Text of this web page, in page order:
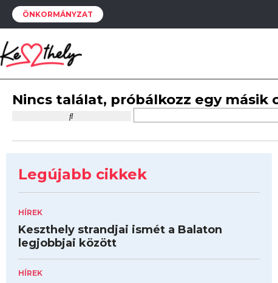
ÖNKORMÁNYZAT
Nincs találat, próbálkozz egy másik
Legújabb cikkek
HÍREK
Keszthely strandjai ismét a Balaton
legjobbjai között
HÍREK